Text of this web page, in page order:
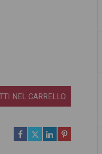
NEL CARRELLO